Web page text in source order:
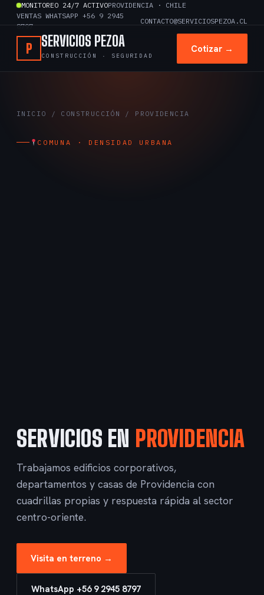
contenido
MONITOREO 24/7 ACTIVOPROVIDENCIA · CHILE
VENTAS WHATSAPP +56 9 2945
8797
CONTACTO@SERVICIOSPEZOA.CL
P SERVICIOS PEZOA
CONSTRUCCIÓN · SEGURIDAD
Cotizar →
INICIO / CONSTRUCCIÓN / PROVIDENCIA
COMUNA · DENSIDAD URBANA
SERVICIOS EN PROVIDENCIA
Trabajamos edificios corporativos,
departamentos y casas de Providencia con
cuadrillas propias y respuesta rápida al sector
centro-oriente.
Visita en terreno →
WhatsApp +56 9 2945 8797